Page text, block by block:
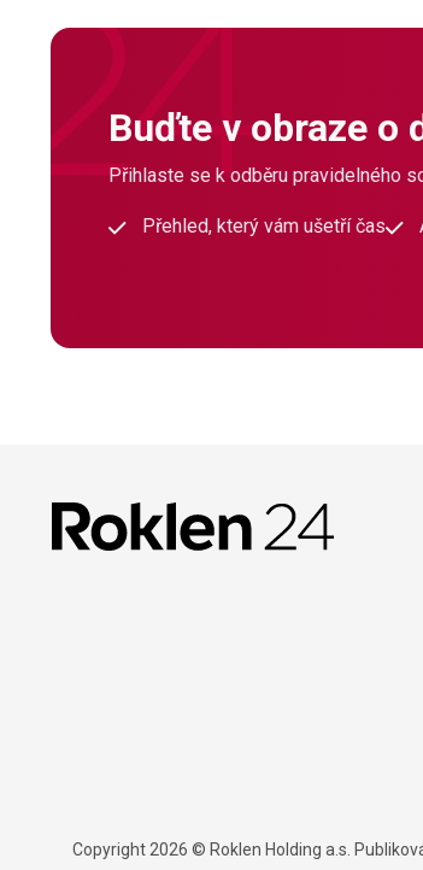
Buďte v obraze o
Přihlaste se k odběru pravidelného
Přehled, který vám ušetří čas
Copyright 2026 © Roklen Holding a.s.